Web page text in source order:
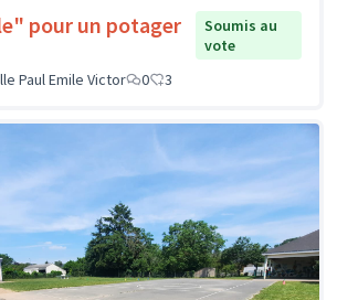
pour un potager
Soumis au
vote
Paul Emile Victor
0 3